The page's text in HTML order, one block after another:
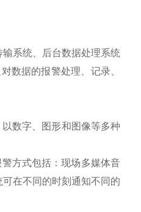
系统、后台数据处理系统
数据的报警处理、记录、
数字、图形和图像等多种
方式包括：现场多媒体音
在不同的时刻通知不同的